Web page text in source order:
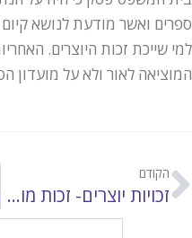
ספרים ואשר מודעת לנושא קיום
למי שייכת זכות היוצרים.
המוציאה לאור ולא על מועדון
הקודם
זכויות יוצרים- זכות מוסרית